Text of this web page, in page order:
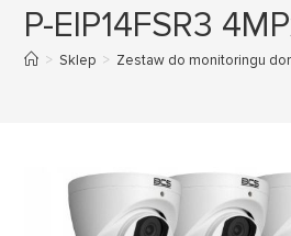
P-EIP14FSR3
> Sklep > Zestaw do monitoringu